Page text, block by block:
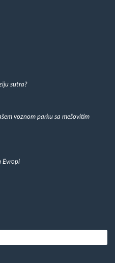
sutra?
voznom parku sa mešovitim
Evropi